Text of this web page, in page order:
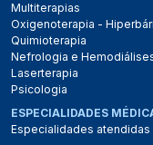
Multiterapias
Oxigenoterapia -
Quimioterapia
Nefrologia e
Laserterapia
Psicologia
ESPECIALIDADES
Especialidades atendidas